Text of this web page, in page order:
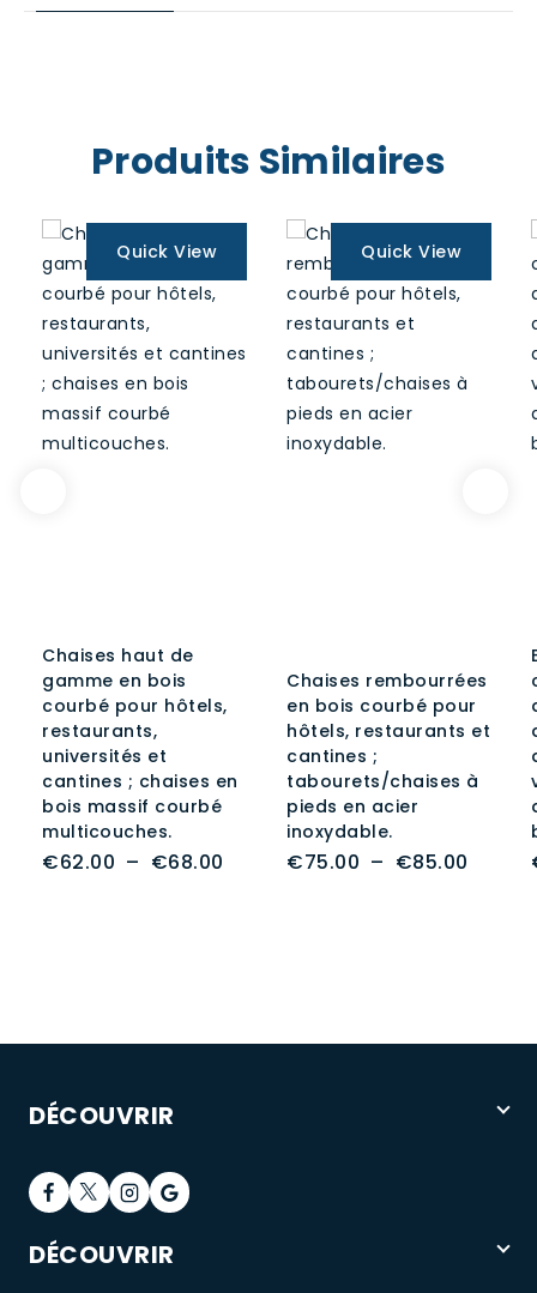
Основная
деятельность:
для
отдыха
и
уличного
отдыха
Скорость
возврата
в
очка
Сроки
своевременной
доставки
100%
Рейтинг
похвалы
в
спинка,
скамейка,
Produits Similaires
Quick View
Chaises haut de
gamme en bois
courbé pour hôtels,
restaurants,
universités et
cantines ; chaises en
bois massif courbé
multicouches.
€62.00 – €68.00
Quick View
Chaises rembourrées
en bois courbé pour
hôtels, restaurants et
cantines ;
tabourets/chaises à
pieds en acier
inoxydable.
€75.00 – €85.00
DÉCOUVRIR
DÉCOUVRIR